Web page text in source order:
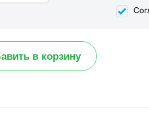
в корзину